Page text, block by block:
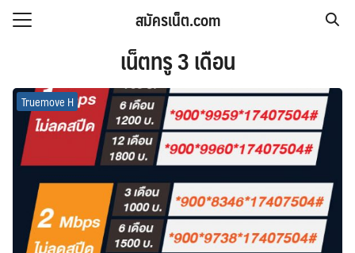
Skip
สมัครเน็ต.com
เน็ตทรู 3 เดือน
Truemove H